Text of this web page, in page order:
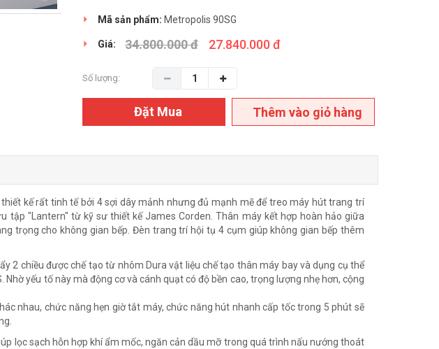
Mã sản phẩm: Metropolis 90SG
Giá: 34.800.000 đ 27.840.000 đ
Số lượng:
Đặt Mua Thêm vào giỏ hàng
kế rất tinh tế bởi 4 sợi dây mảnh nhưng đủ mạnh mẽ để treo máy hút trang trí
tập "Lantern" từ kỹ sư thiết kế James Corden. Thân máy kết hợp hoàn hảo giữa
trọng cho không gian bếp. Đèn trang trí hội tụ 4 cụm giúp không gian bếp thêm
2 chiều được chế tạo từ nhôm Dura vật liệu chế tạo thân máy bay và dụng cụ thể
yếu tố này mà động cơ và cánh quạt có độ bền cao, trọng lượng nhẹ hơn, cộng
nhau, chức năng hẹn giờ tắt máy, chức năng hút nhanh cấp tốc trong 5 phút sẽ
lọc sạch hỗn hợp khí ẩm mốc, ngăn cản dầu mỡ trong quá trình nấu nướng thoát